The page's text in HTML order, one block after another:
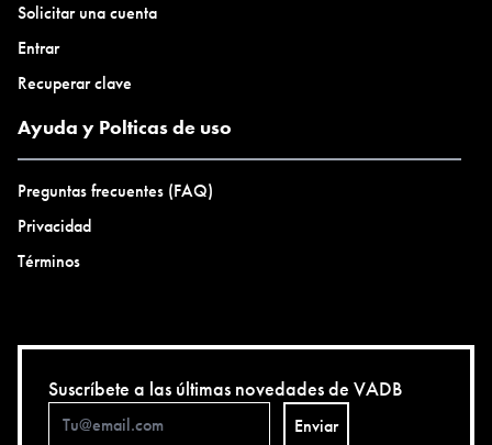
Solicitar una cuenta
Entrar
Recuperar clave
Ayuda y Polticas de uso
Preguntas frecuentes (FAQ)
Privacidad
Términos
Suscríbete a las últimas novedades de VADB
Enviar